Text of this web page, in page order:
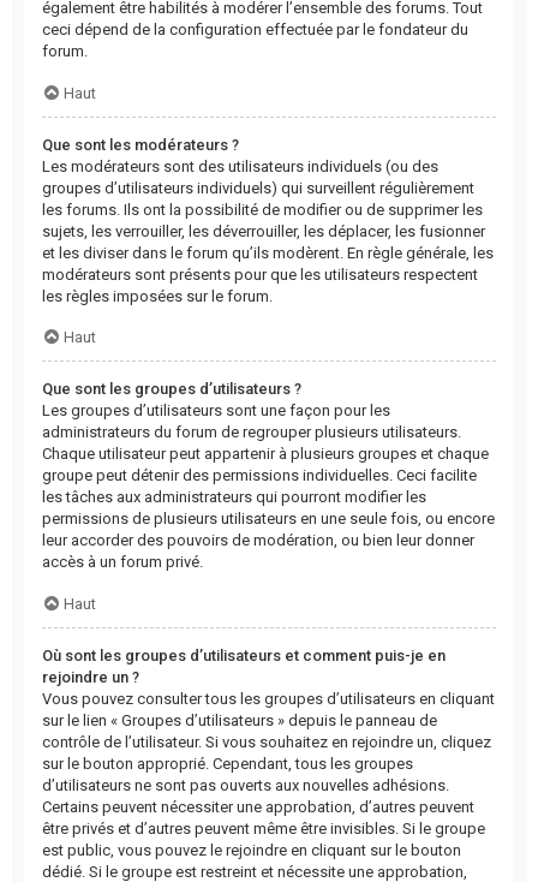
également être habilités à modérer l’ensemble des forums. Tout
ceci dépend de la configuration effectuée par le fondateur du
forum.
Haut
Que sont les modérateurs ?
Les modérateurs sont des utilisateurs individuels (ou des
groupes d’utilisateurs individuels) qui surveillent régulièrement
les forums. Ils ont la possibilité de modifier ou de supprimer les
sujets, les verrouiller, les déverrouiller, les déplacer, les fusionner
et les diviser dans le forum qu’ils modèrent. En règle générale, les
modérateurs sont présents pour que les utilisateurs respectent
les règles imposées sur le forum.
Haut
Que sont les groupes d’utilisateurs ?
Les groupes d’utilisateurs sont une façon pour les
administrateurs du forum de regrouper plusieurs utilisateurs.
Chaque utilisateur peut appartenir à plusieurs groupes et chaque
groupe peut détenir des permissions individuelles. Ceci facilite
les tâches aux administrateurs qui pourront modifier les
permissions de plusieurs utilisateurs en une seule fois, ou encore
leur accorder des pouvoirs de modération, ou bien leur donner
accès à un forum privé.
Haut
Où sont les groupes d’utilisateurs et comment puis-je en
rejoindre un ?
Vous pouvez consulter tous les groupes d’utilisateurs en cliquant
sur le lien « Groupes d’utilisateurs » depuis le panneau de
contrôle de l’utilisateur. Si vous souhaitez en rejoindre un, cliquez
sur le bouton approprié. Cependant, tous les groupes
d’utilisateurs ne sont pas ouverts aux nouvelles adhésions.
Certains peuvent nécessiter une approbation, d’autres peuvent
être privés et d’autres peuvent même être invisibles. Si le groupe
est public, vous pouvez le rejoindre en cliquant sur le bouton
dédié. Si le groupe est restreint et nécessite une approbation,